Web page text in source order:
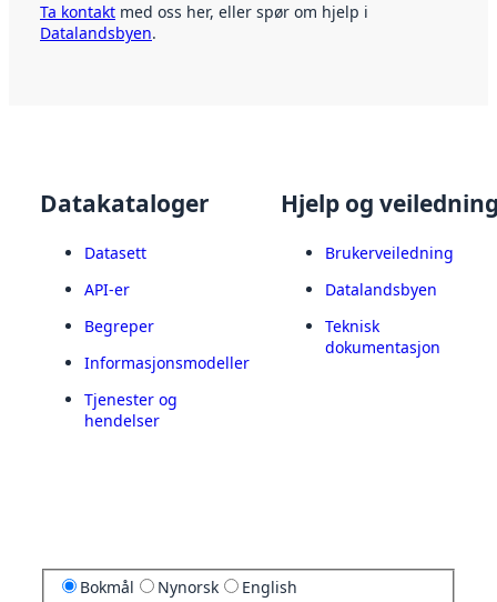
Ta kontakt med oss her, eller spør om hjelp i
Datalandsbyen.
Datakataloger
Datasett
API-er
Begreper
Informasjonsmodeller
Tjenester og
hendelser
Hjelp og
Brukerveiledning
Datalandsbyen
Teknisk
dokumentasjon
Bokmål Nynorsk English